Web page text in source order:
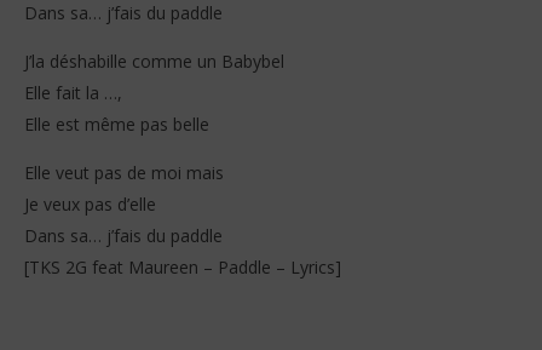
Dans sa… j’fais du paddle
J’la déshabille comme un Babybel
Elle fait la …,
Elle est même pas belle
Elle veut pas de moi mais
Je veux pas d’elle
Dans sa… j’fais du paddle
[TKS 2G feat Maureen – Paddle – Lyrics]